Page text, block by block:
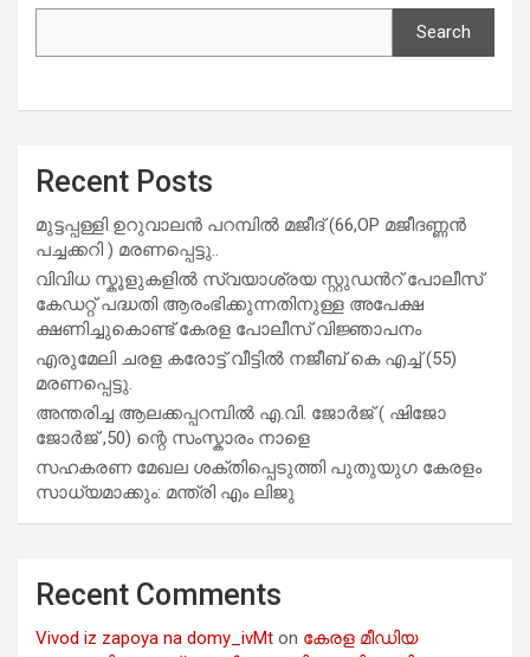
Search
Recent Posts
മുട്ടപ്പള്ളി ഉറുവാലൻ പറമ്പിൽ മജീദ് (66,OP മജീദണ്ണൻ
പച്ചക്കറി ) മരണപ്പെട്ടു..
വിവിധ സ്കൂളുകളില്‍ സ്വയാശ്രയ സ്റ്റുഡന്‍റ് പോലീസ്
കേഡറ്റ് പദ്ധതി ആരംഭിക്കുന്നതിനുള്ള അപേക്ഷ
ക്ഷണിച്ചുകൊണ്ട് കേരള പോലീസ് വിജ്ഞാപനം
എരുമേലി ചരള കരോട്ട് വീട്ടിൽ നജീബ് കെ എച്ച് (55)
മരണപ്പെട്ടു.
അന്തരിച്ച ആ​ല​ക്ക​പ്പ​റമ്പിൽ​ എ.​വി. ജോ​ർ​ജ് ( ഷിജോ
ജോർജ് ,50) ന്റെ സംസ്കാരം നാളെ
സഹകരണ മേഖല ശക്തിപ്പെടുത്തി പുതുയുഗ കേരളം
സാധ്യമാക്കും: മന്ത്രി എം ലിജു
Recent Comments
Vivod iz zapoya na domy_ivMt on കേരള മീഡിയ